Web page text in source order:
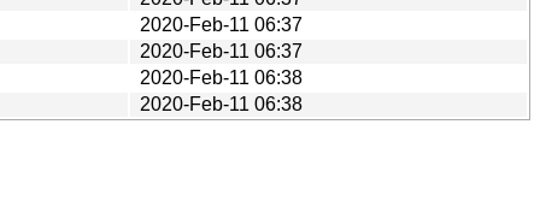
2020-Feb-11 06:37
2020-Feb-11 06:37
2020-Feb-11 06:38
2020-Feb-11 06:38